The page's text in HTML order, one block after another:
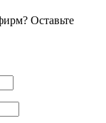
Оставьте